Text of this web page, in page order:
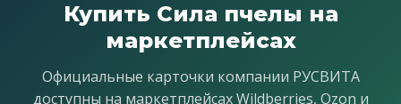
Купить Сила пчелы на
маркетплейсах
Официальные карточки компании РУСВИТА
доступны на маркетплейсах Wildberries, Ozon и